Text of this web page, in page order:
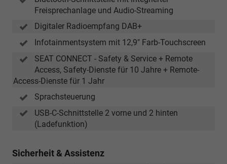
Freisprechanlage und Audio-Streaming
Digitaler Radioempfang DAB+
Infotainmentsystem mit 12,9" Farb-Touchscreen
SEAT CONNECT - Safety & Service + Remote
Access, Safety-Dienste für 10 Jahre + Remote-
Access-Dienste für 1 Jahr
Sprachsteuerung
USB-C-Schnittstelle 2 vorne und 2 hinten
(Ladefunktion)
Sicherheit & Assistenz